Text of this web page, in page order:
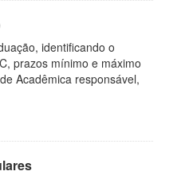
identificando o
prazos mínimo e máximo
Acadêmica responsável,